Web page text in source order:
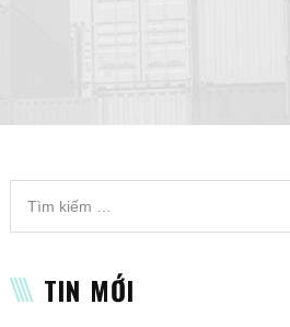
TIN MỚI